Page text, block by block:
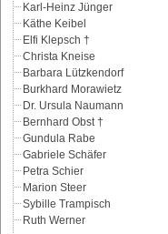
Karl-Heinz Jünger
Käthe Keibel
Elfi Klepsch †
Christa Kneise
Barbara Lützkendorf
Burkhard Morawietz
Dr. Ursula Naumann
Bernhard Obst †
Gundula Rabe
Gabriele Schäfer
Petra Schier
Marion Steer
Sybille Trampisch
Ruth Werner